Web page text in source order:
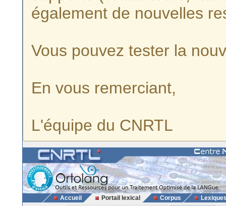
également de nouvelles
Vous pouvez tester la
En vous remerciant,
L'équipe du CNRTL
Accueil Portail lexical Corpus